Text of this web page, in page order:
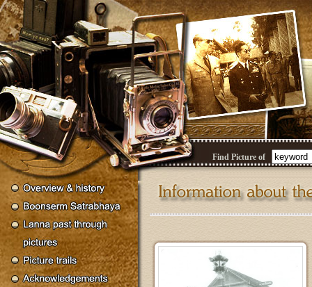
Find Picture of